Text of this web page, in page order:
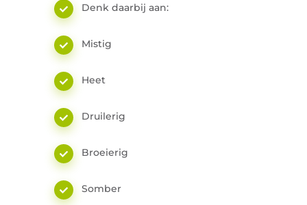
Denk daarbij aan:
Mistig
Heet
Druilerig
Broeierig
Somber